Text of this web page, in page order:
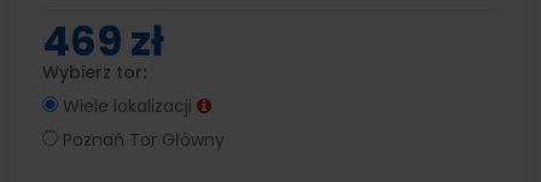
469 zł
Wybierz tor:
Wiele lokalizacji
Poznań Tor Główny